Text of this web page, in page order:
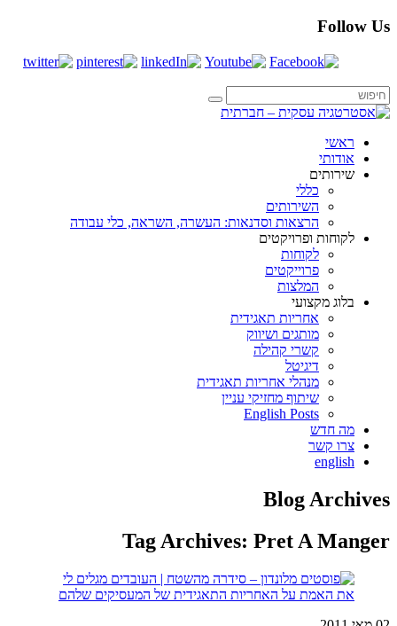
Follow Us
ראשי
אודותי
שירותים
כללי
השירותים
הרצאות וסדנאות: העשרה, השראה, כלי עבודה
לקוחות ופרויקטים
לקוחות
פרוייקטים
המלצות
בלוג מקצועי
אחריות תאגידית
מותגים ושיווק
קשרי קהילה
דיגיטל
מנהלי אחריות תאגידית
שיתוף מחזיקי עניין
English Posts
מה חדש
צרו קשר
english
Blog Archives
Tag Archives: Pret A Manger